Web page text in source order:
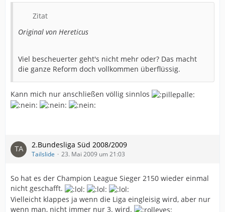
Zitat
Original von Hereticus
Viel bescheuerter geht's nicht mehr oder? Das macht
die ganze Reform doch vollkommen überflüssig.
Kann mich nur anschließen völlig sinnlos
2.Bundesliga Süd 2008/2009
Tailslide 23. Mai 2009 um 21:03
So hat es der Champion League Sieger 2150 wieder einmal
nicht geschafft.
Vielleicht klappes ja wenn die Liga eingleisig wird, aber nur
wenn man, nicht immer nur 3. wird.